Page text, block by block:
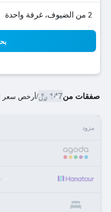
2 من الضيوف، غرفة واحدة
صفقات من147 ﷼ /أرخص سعر
مزود